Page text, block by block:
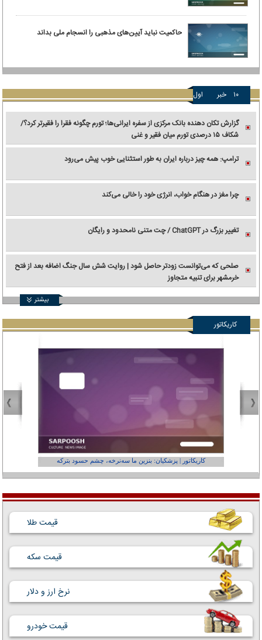
حاکمیت نباید آیین‌های مذهبی را انسجام ملی بداند
۱۰ خبر اول
گزارش تکان‌ دهنده بانک مرکزی از سفره ایرانی‌ها؛ تورم چگونه فقرا را فقیرتر کرد؟/
شکاف ۱۵ درصدی تورم میان فقیر و غنی
ترامپ: همه چیز درباره ایران به طور استثنایی خوب پیش می‌رود
چرا مغز در هنگام خواب، انرژی خود را خالی می‌کند
تغییر بزرگ در ChatGPT / چت متنی نامحدود و رایگان
صلحی که می‌توانست زودتر حاصل شود | روایت شش سال جنگ اضافه بعد از فتح
خرمشهر برای تنبیه متجاوز
بیشتر
کاریکاتور
کاریکاتور | پزشکیان: بنزین ما سه‌نرخه، چشم حسود بترکه
قیمت طلا
قیمت سکه
نرخ ارز و دلار
قیمت خودرو